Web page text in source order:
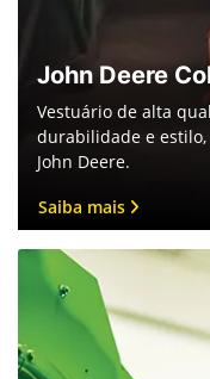
Serviços
Oferecemos uma
para atender todas
inovação em cada
Saiba mais